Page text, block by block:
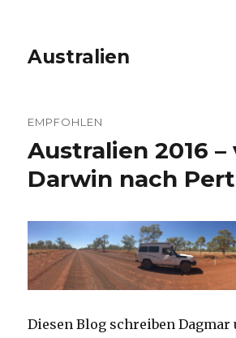
Australien
EMPFOHLEN
Australien 2016 –
Darwin nach
Diesen Blog schreiben